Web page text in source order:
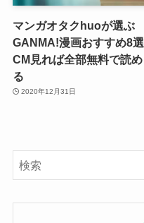
マンガオタクhuoが選ぶ
GANMA!漫画おすすめ8選
CM見れば全部無料で読め
る
2020年12月31日